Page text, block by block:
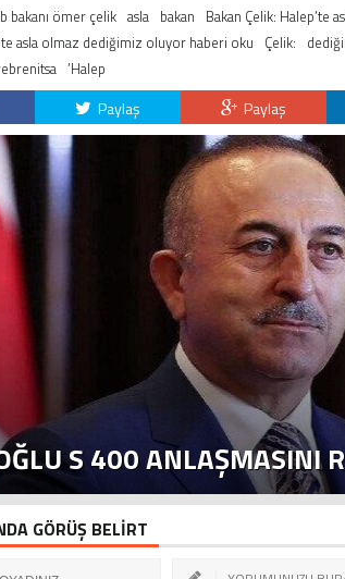
bakanı ömer çelik asla bakan Bakan Çelik: Halep’te
asla olmaz dediğimiz oluyor haberi oku Çelik:
’Halep
Paylaş Paylaş
S 400 ANLAŞMASINI
GÖRÜŞ BELİRT